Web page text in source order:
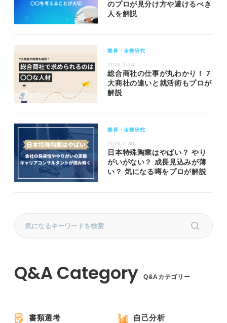
のプロが見分け方や避けるべき
人を解説
業界・企業研究
2026.5.14
総合商社の仕事が丸わかり！ 7
大商社の違いと就活術もプロが
解説
業界・企業研究
2026.7.30
日本特殊陶業はやばい？ やり
がいがない？ 成長見込みが薄
い？ 気になる噂をプロが解説
Q&Aカテゴリー
書類選考 自己分析